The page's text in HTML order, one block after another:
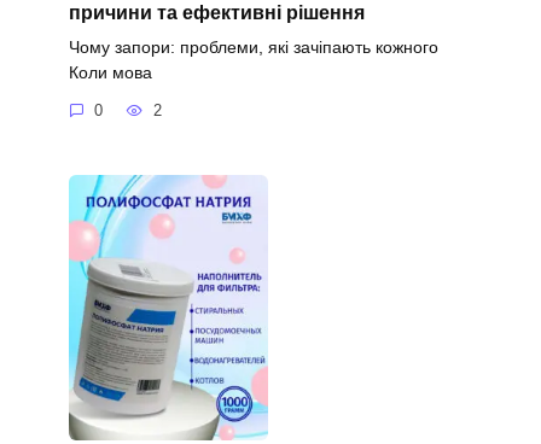
причини та ефективні рішення
Чому запори: проблеми, які зачіпають кожного
Коли мова
0 2